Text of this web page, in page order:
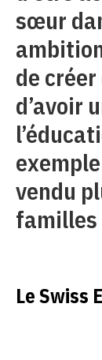
sœur
de
d’avoir
vendu
familles
Le Swiss